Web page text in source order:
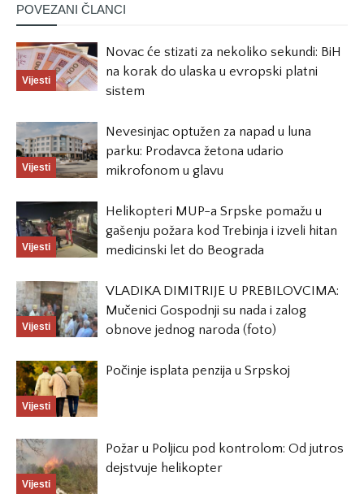
POVEZANI ČLANCI
Vijesti
Novac će stizati za nekoliko sekundi: BiH
na korak do ulaska u evropski platni
sistem
Vijesti
Nevesinjac optužen za napad u luna
parku: Prodavca žetona udario
mikrofonom u glavu
Vijesti
Helikopteri MUP-a Srpske pomažu u
gašenju požara kod Trebinja i izveli hitan
medicinski let do Beograda
Vijesti
VLADIKA DIMITRIJE U PREBILOVCIMA:
Mučenici Gospodnji su nada i zalog
obnove jednog naroda (foto)
Vijesti
Počinje isplata penzija u Srpskoj
Vijesti
Požar u Poljicu pod kontrolom: Od jutros
dejstvuje helikopter